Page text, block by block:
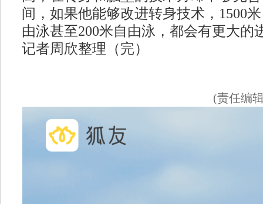
间，如果他能够改进转身技术，1500
由泳甚至200米自由泳，都会有更大的
记者周欣整理（完）
(责任编